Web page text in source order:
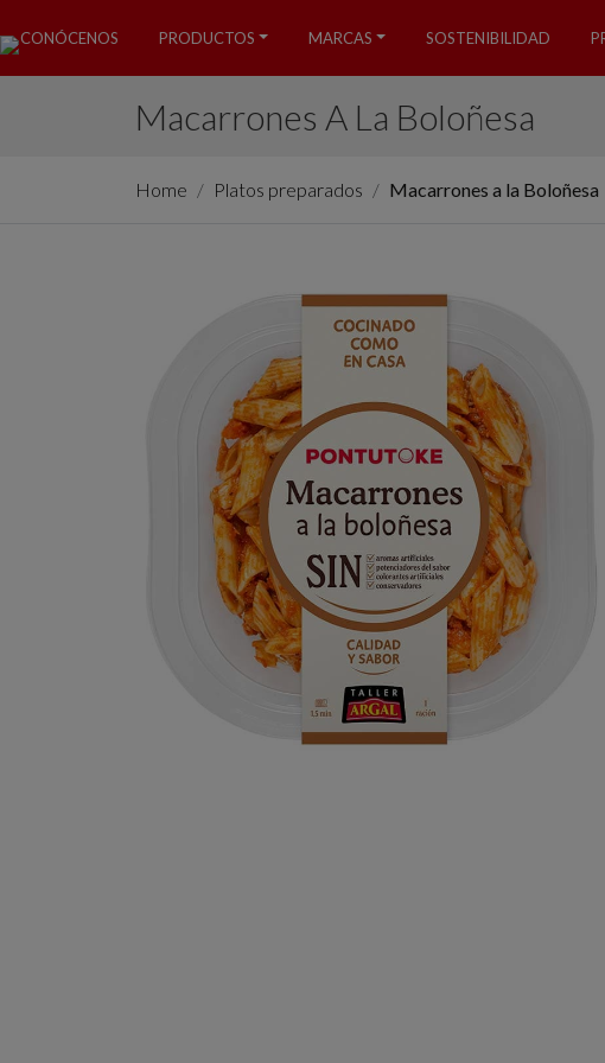
CONÓCENOS PRODUCTOS MARCAS SOSTENIBILIDAD
Macarrones A La Boloñesa
Home Platos preparados Macarrones a la Boloñesa